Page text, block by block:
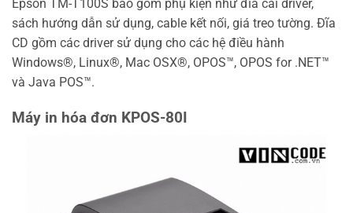
Epson TM-T100S bao gồm phụ kiện như đĩa cài driver,
sách hướng dẫn sử dụng, cable kết nối, giá treo tường. Đĩa
CD gồm các driver sử dụng cho các hệ điều hành
Windows®, Linux®, Mac OSX®, OPOS™, OPOS for .NET™
và Java POS™.
Máy in hóa đơn KPOS-80I